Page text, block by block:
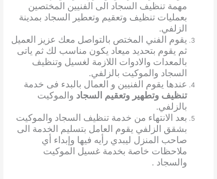
مهمة تنظيف السجاد الى الفنيين المختصين
بعمليات تنظيف وتعقيم وتعطير السجاد بمدينة
الزلفي.
يقوم الفني المختص بالتواصل معك عزيز العميل
ثم يقوم بتحديد ميعاد يكون مناسب لك ثم ياتى
بالمعدات والادوات اللازمة لغسيل وتنظيف
السجاد والموكيت بالزلفي.
عندها يقوم الفنيين و العمال بالبدء فى خدمة
تنظيف وتطهير وتعقيم السجاد والموكيت
بالزلفي.
بعد الانتهاء من خدمة تنظيف السجاد والموكيت
بشقق الزلفي يقوم العامل بتسليم الخدمة الى
صاحب المنزل ليبدي رأيه فيها وإبداء أي
ملاحظات خاصة بخدمة غسيل الموكيت
والسجاد .